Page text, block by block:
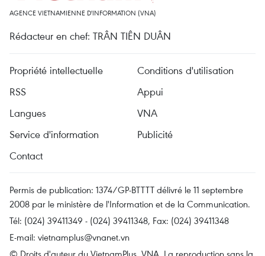
AGENCE VIETNAMIENNE D'INFORMATION (VNA)
Rédacteur en chef: TRÂN TIÊN DUÂN
Propriété intellectuelle
Conditions d'utilisation
RSS
Appui
Langues
VNA
Service d'information
Publicité
Contact
Permis de publication: 1374/GP-BTTTT délivré le 11 septembre
2008 par le ministère de l'Information et de la Communication.
Tél: (024) 39411349 - (024) 39411348, Fax: (024) 39411348
E-mail: vietnamplus@vnanet.vn
© Droits d'auteur du VietnamPlus, VNA. La reproduction sans la